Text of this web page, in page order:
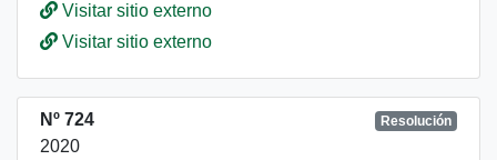
Visitar sitio externo
Visitar sitio externo
Nº 724
2020
Resolución